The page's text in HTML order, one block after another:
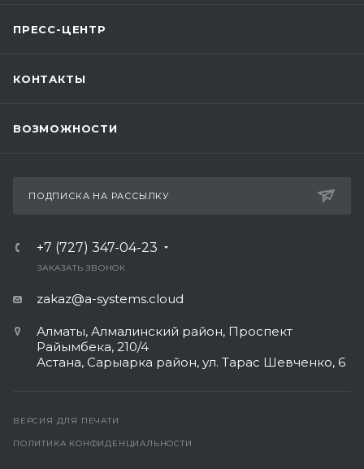
ПРЕСС-ЦЕНТР
КОНТАКТЫ
ВОЗМОЖНОСТИ
ПОДПИСКА НА РАССЫЛКУ
+7 (727) 347-04-23
ЗАКАЗАТЬ ЗВОНОК
zakaz@a-systems.cloud
Алматы, ​Алмалинский район, Проспект
Райымбека, 210/4
Астана, Сарыарка район, ул. Тарас Шевченко, 6​
ВЕРСИЯ ДЛЯ ПЕЧАТИ
ПОЛИТИКА КОНФИДЕНЦИАЛЬНОСТИ